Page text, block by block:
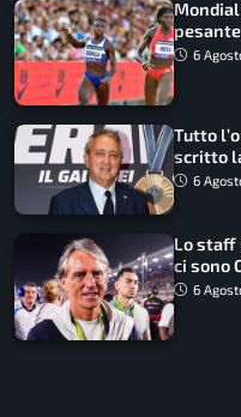
Non ho
6
Tutto
scritto
6
Lo staff
ci sono
ritorno
6